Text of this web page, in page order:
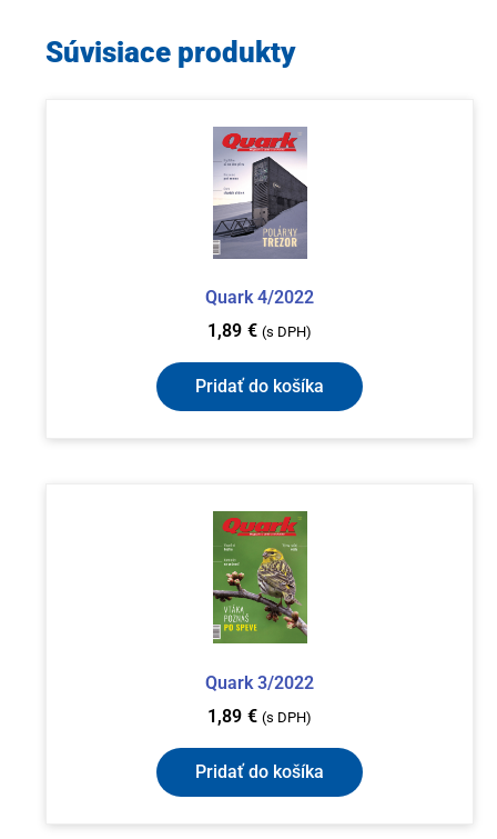
Súvisiace produkty
Quark 4/2022
1,89 € (s DPH)
Pridať do košíka
Quark 3/2022
1,89 € (s DPH)
Pridať do košíka